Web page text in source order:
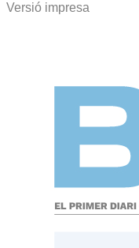
Versió impresa